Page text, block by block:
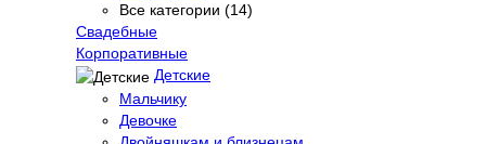
Все категории (14)
Свадебные
Корпоративные
Детские
Мальчику
Девочке